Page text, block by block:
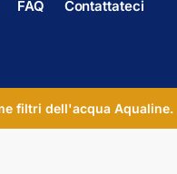
FAQ Contattateci
filtri dell'acqua Aqualine.